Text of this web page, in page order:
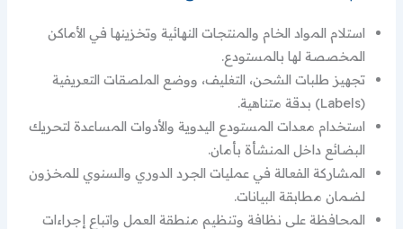
استلام المواد الخام والمنتجات النهائية وتخزينها في الأماكن
المخصصة لها بالمستودع.
تجهيز طلبات الشحن، التغليف، ووضع الملصقات التعريفية
(Labels) بدقة متناهية.
استخدام معدات المستودع اليدوية والأدوات المساعدة لتحريك
البضائع داخل المنشأة بأمان.
المشاركة الفعالة في عمليات الجرد الدوري والسنوي للمخزون
لضمان مطابقة البيانات.
المحافظة على نظافة وتنظيم منطقة العمل واتباع إجراءات